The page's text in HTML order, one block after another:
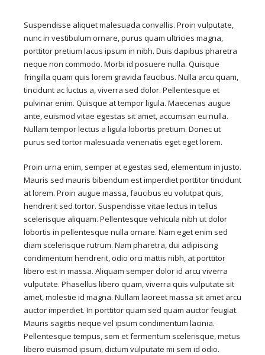
Suspendisse aliquet malesuada convallis. Proin vulputate,
nunc in vestibulum ornare, purus quam ultricies magna,
porttitor pretium lacus ipsum in nibh. Duis dapibus pharetra
neque non commodo. Morbi id posuere nulla. Quisque
fringilla quam quis lorem gravida faucibus. Nulla arcu quam,
tincidunt ac luctus a, viverra sed dolor. Pellentesque et
pulvinar enim. Quisque at tempor ligula. Maecenas augue
ante, euismod vitae egestas sit amet, accumsan eu nulla.
Nullam tempor lectus a ligula lobortis pretium. Donec ut
purus sed tortor malesuada venenatis eget eget lorem.
Proin urna enim, semper at egestas sed, elementum in justo.
Mauris sed mauris bibendum est imperdiet porttitor tincidunt
at lorem. Proin augue massa, faucibus eu volutpat quis,
hendrerit sed tortor. Suspendisse vitae lectus in tellus
scelerisque aliquam. Pellentesque vehicula nibh ut dolor
lobortis in pellentesque nulla ornare. Nam eget enim sed
diam scelerisque rutrum. Nam pharetra, dui adipiscing
condimentum hendrerit, odio orci mattis nibh, at porttitor
libero est in massa. Aliquam semper dolor id arcu viverra
vulputate. Phasellus libero quam, viverra quis vulputate sit
amet, molestie id magna. Nullam laoreet massa sit amet arcu
auctor imperdiet. In porttitor quam sed quam auctor feugiat.
Mauris sagittis neque vel ipsum condimentum lacinia.
Pellentesque tempus, sem et fermentum scelerisque, metus
libero euismod ipsum, dictum vulputate mi sem id odio.